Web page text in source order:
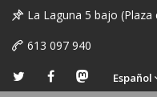
La Laguna 5 bajo
613 097 940
Español